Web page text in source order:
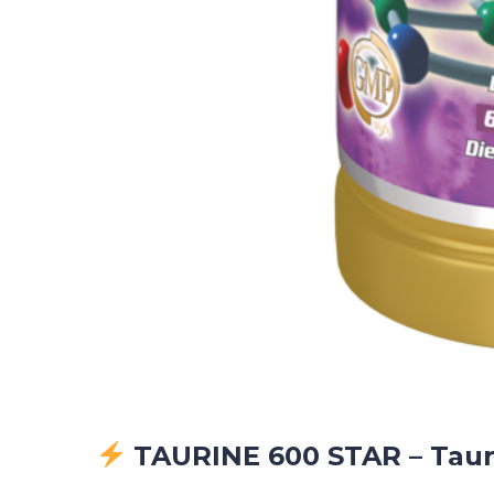
TAURINE 600 STAR –